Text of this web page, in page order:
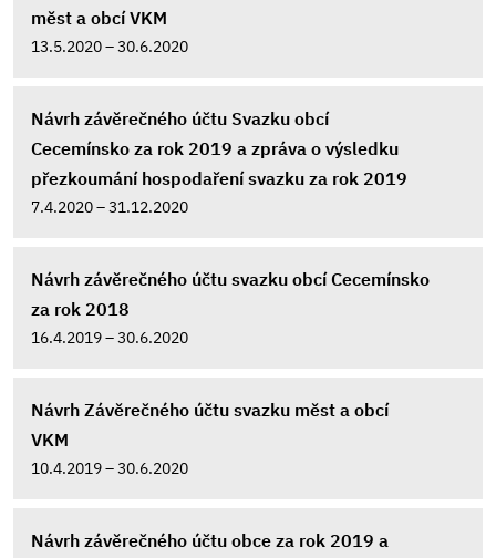
měst a obcí VKM
13.5.2020 – 30.6.2020
Návrh závěrečného účtu Svazku obcí
Cecemínsko za rok 2019 a zpráva o výsledku
přezkoumání hospodaření svazku za rok 2019
7.4.2020 – 31.12.2020
Návrh závěrečného účtu svazku obcí Cecemínsko
za rok 2018
16.4.2019 – 30.6.2020
Návrh Závěrečného účtu svazku měst a obcí
VKM
10.4.2019 – 30.6.2020
Návrh závěrečného účtu obce za rok 2019 a